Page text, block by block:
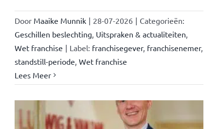
Door Maaike Munnik | 28-07-2026 | Categorieën:
Geschillen beslechting Uitspraken & actualiteiten
Wet franchise | Label: franchisegever, franchisenemer,
standstill-periode Wet franchise
Lees Meer